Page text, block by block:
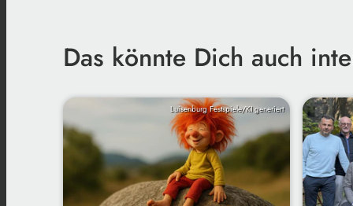
Das könnte Dich auch
Luisenburg Festspiele/KI generiert